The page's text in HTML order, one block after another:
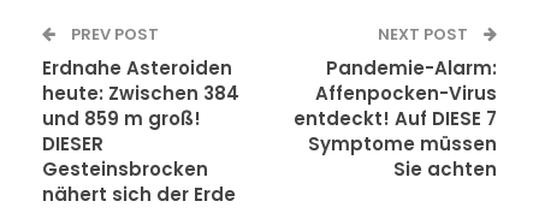
PREV POST
Erdnahe Asteroiden
heute: Zwischen 384
und 859 m groß!
DIESER
Gesteinsbrocken
nähert sich der Erde
NEXT POST
Pandemie-Alarm:
Affenpocken-Virus
entdeckt! Auf DIESE 7
Symptome müssen
Sie achten